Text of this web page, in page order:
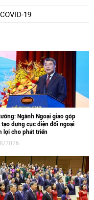
COVID-19
Ngành Ngoại giao góp
tạo dựng cục diện đối ngoại
lợi cho phát triển
2026